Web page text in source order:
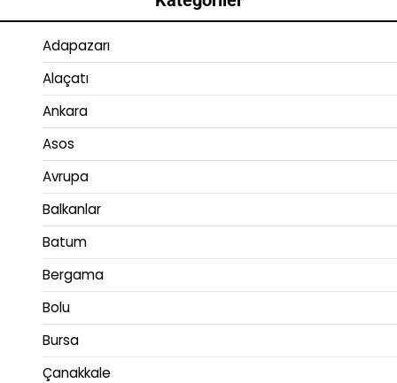
Adapazarı
Alaçatı
Ankara
Asos
Avrupa
Balkanlar
Batum
Bergama
Bolu
Bursa
Çanakkale